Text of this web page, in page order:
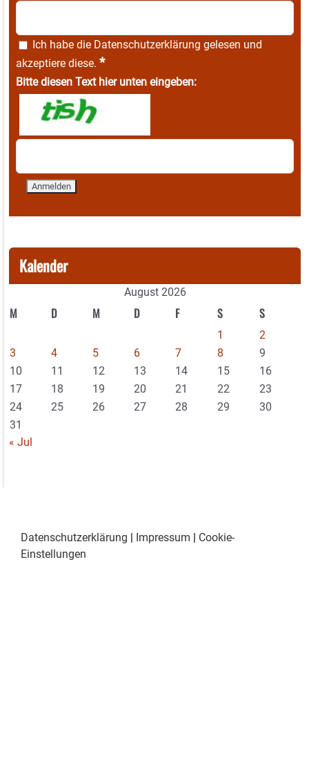
Ich habe die Datenschutzerklärung gelesen und
akzeptiere diese. *
Bitte diesen Text hier unten eingeben:
Kalender
August 2026
M D M D F S S
1
2
3
4 5 6 7 8
9
10
11 12 13 14 15
16
17
18 19 20 21 22
23
24
25 26 27 28 29
30
31
« Jul
Datenschutzerklärung Impressum
Cookie-
Einstellungen